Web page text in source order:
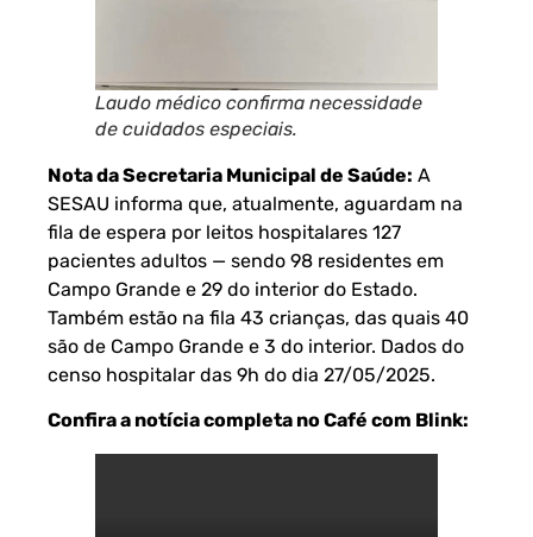
Laudo médico confirma necessidade
de cuidados especiais.
Nota da Secretaria Municipal de Saúde: A
SESAU informa que, atualmente, aguardam na
fila de espera por leitos hospitalares 127
pacientes adultos — sendo 98 residentes em
Campo Grande e 29 do interior do Estado.
Também estão na fila 43 crianças, das quais 40
são de Campo Grande e 3 do interior. Dados do
censo hospitalar das 9h do dia 27/05/2025.
Confira a notícia completa no Café com Blink: